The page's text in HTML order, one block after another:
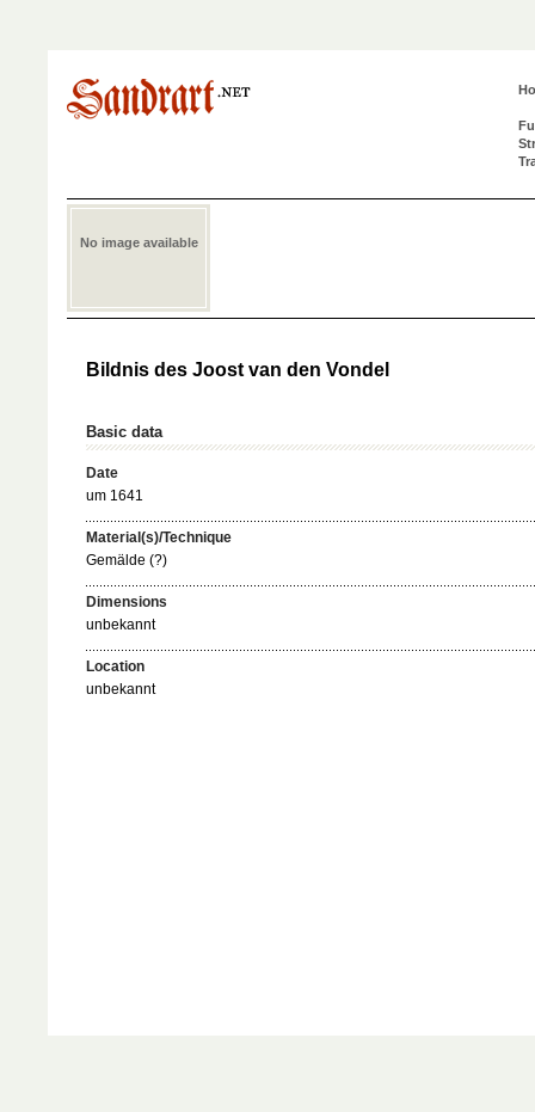
No image available
Bildnis des Joost van den Vondel
Basic data
Date
um 1641
Material(s)/Technique
Gemälde (?)
Dimensions
unbekannt
Location
unbekannt